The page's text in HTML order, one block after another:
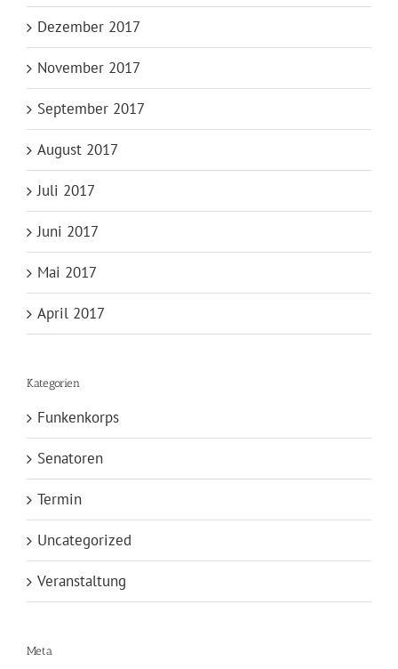
Dezember 2017
November 2017
September 2017
August 2017
Juli 2017
Juni 2017
Mai 2017
April 2017
Kategorien
Funkenkorps
Senatoren
Termin
Uncategorized
Veranstaltung
Meta